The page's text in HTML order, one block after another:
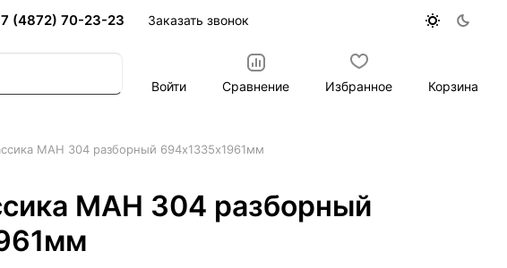
(4872) 70-23-23 Заказать звонок
Войти Сравнение Избранное Корзина
МАН 304 разборный 694х1335х1961мм
МАН 304 разборный